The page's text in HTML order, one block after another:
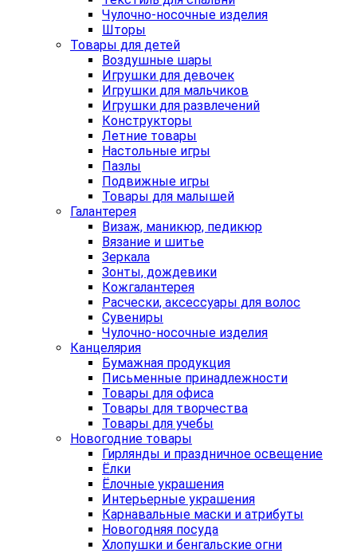
Чулочно-носочные изделия
Шторы
Товары для детей
Воздушные шары
Игрушки для девочек
Игрушки для мальчиков
Игрушки для развлечений
Конструкторы
Летние товары
Настольные игры
Пазлы
Подвижные игры
Товары для малышей
Галантерея
Визаж, маникюр, педикюр
Вязание и шитье
Зеркала
Зонты, дождевики
Кожгалантерея
Расчески, аксессуары для волос
Сувениры
Чулочно-носочные изделия
Канцелярия
Бумажная продукция
Письменные принадлежности
Товары для офиса
Товары для творчества
Товары для учебы
Новогодние товары
Гирлянды и праздничное освещение
Ёлки
Ёлочные украшения
Интерьерные украшения
Карнавальные маски и атрибуты
Новогодняя посуда
Хлопушки и бенгальские огни